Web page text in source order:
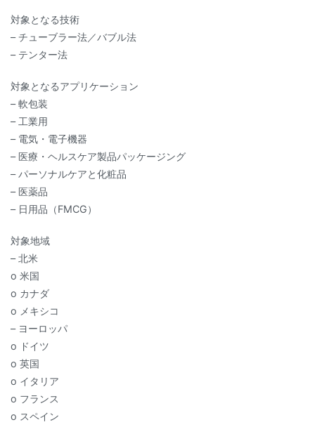
対象となる技術
– チューブラー法／バブル法
– テンター法
対象となるアプリケーション
– 軟包装
– 工業用
– 電気・電子機器
– 医療・ヘルスケア製品パッケージング
– パーソナルケアと化粧品
– 医薬品
– 日用品（FMCG）
対象地域
– 北米
o 米国
o カナダ
o メキシコ
– ヨーロッパ
o ドイツ
o 英国
o イタリア
o フランス
o スペイン